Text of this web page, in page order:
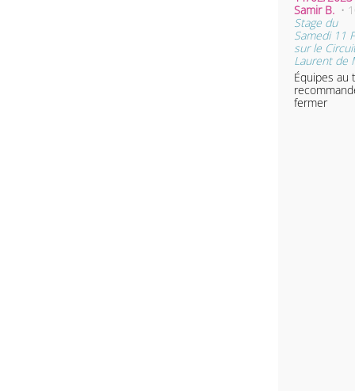
Samir B. •
Stage du
Samedi 11
sur le
Laurent de
Équipes au
fermer